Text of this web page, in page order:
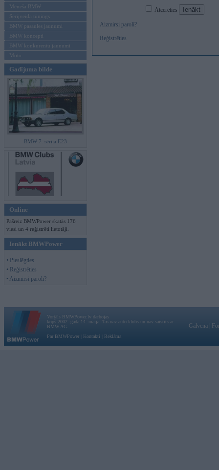
Mēneša BMW
Sērijveida tūnings
BMW pasaules jaunumi
BMW koncepti
BMW konkurentu jaunumi
Moto
Gadījuma bilde
BMW 7. sērija E23
Online
Pašreiz BMWPower skatās 176
viesi un 4 reģistrēti lietotāji.
Ienākt BMWPower
• Pieslēgties
• Reģistrēties
• Aizmirsi paroli?
Atcerēties
Aizmirsi paroli?
Reģistrēties
Vortāls BMWPower.lv darbojas
kopš 2002. gada 14. maija. Tas nav auto klubs un nav saistīts ar
BMW AG.
Par BMWPower
Kontakti Reklāma
Galvena